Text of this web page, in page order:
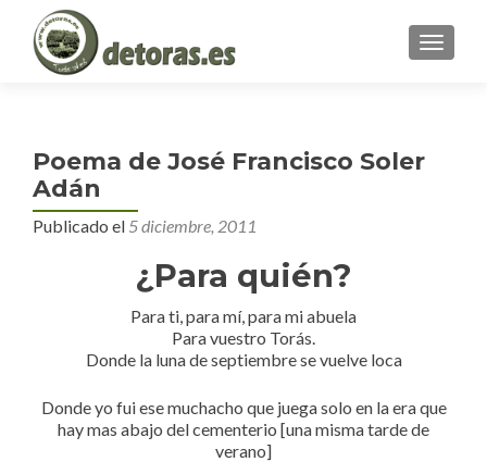
MENU
Poema de José Francisco Soler
Adán
Publicado el 5 diciembre, 2011
¿Para quién?
Para ti, para mí, para mi abuela
Para vuestro Torás.
Donde la luna de septiembre se vuelve loca
Donde yo fui ese muchacho que juega solo en la era que
hay mas abajo del cementerio [una misma tarde de
verano]